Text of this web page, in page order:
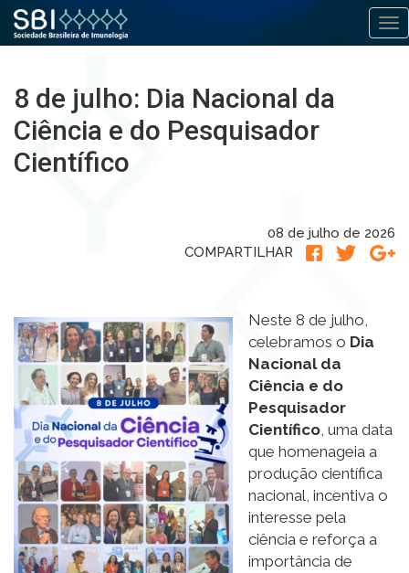
para
o
conteúdo
8 de julho: Dia Nacional da
Ciência e do Pesquisador
Científico
08 de julho de 2026
COMPARTILHAR
Neste 8 de julho,
celebramos o Dia
Nacional da
Ciência e do
Pesquisador
Científico, uma data
que homenageia a
produção científica
nacional, incentiva o
interesse pela
ciência e reforça a
importância de